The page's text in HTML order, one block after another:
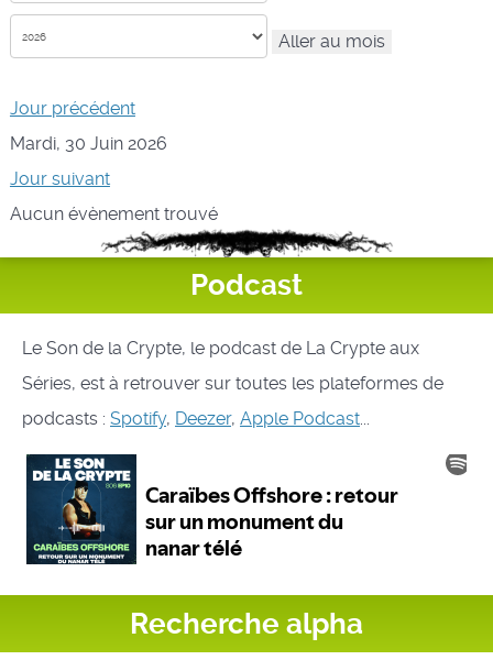
Aller au mois
Jour précédent
Mardi, 30 Juin 2026
Jour suivant
Aucun évènement trouvé
Podcast
Le Son de la Crypte, le podcast de La Crypte aux
Séries, est à retrouver sur toutes les plateformes de
podcasts : Spotify, Deezer, Apple Podcast
Recherche alpha